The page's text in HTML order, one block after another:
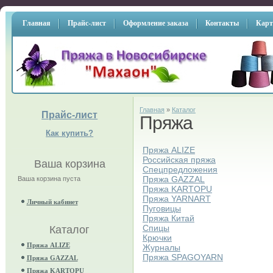
Главная Прайс-лист Оформление заказа Контакты
Прайс-лист
Как купить?
Ваша корзина
Ваша корзина пуста
Личный кабинет
Каталог
Пряжа ALIZE
Пряжа GAZZAL
Пряжа KARTOPU
Главная » Каталог
Пряжа
Пряжа ALIZE
Российская пряжа
Спецпредложения
Пряжа GAZZAL
Пряжа KARTOPU
Пряжа YARNART
Пуговицы
Пряжа Китай
Спицы
Крючки
Журналы
Пряжа SPAGOYARN